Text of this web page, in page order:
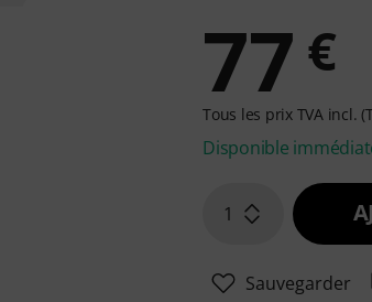
77 €
Tous les prix TVA incl.
Disponible
1
Sauvegarder